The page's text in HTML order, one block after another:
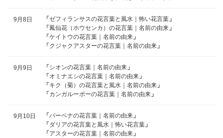
9月8日 「 ゼフィランサスの花言葉と風水｜怖い花言葉 」
「 鳳仙花（ホウセンカ）の花言葉｜名前の由来 」
「 ケイトウの花言葉｜名前の由来 」
「 クジャクアスターの花言葉｜名前の由来 」
9月9日 「 シオンの花言葉｜名前の由来 」
「 オミナエシの花言葉｜名前の由来 」
「 キク（菊）の花言葉と風水｜名前の由来 」
「 カンガルーポーの花言葉｜名前の由来 」
9月10日 「 バーベナの花言葉｜名前の由来 」
「 ダリアの花言葉と風水｜怖い花言葉 」
「 アスターの花言葉｜名前の由来 」